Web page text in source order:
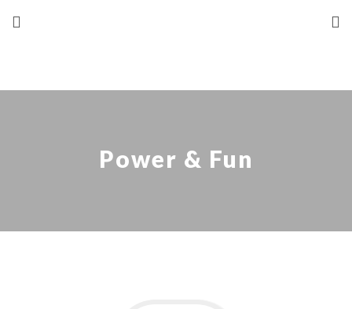
Power & Fun